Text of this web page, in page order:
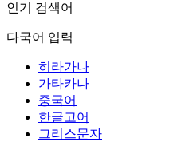
인기 검색어
다국어 입력
히라가나
가타카나
중국어
한글고어
그리스문자